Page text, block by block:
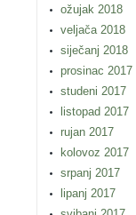
ožujak 2018
veljača 2018
siječanj 2018
prosinac 2017
studeni 2017
listopad 2017
rujan 2017
kolovoz 2017
srpanj 2017
lipanj 2017